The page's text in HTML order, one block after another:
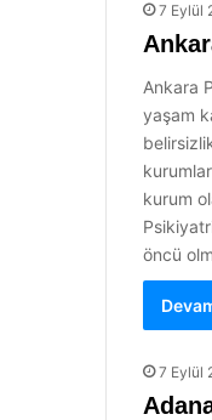
7 Eylül
Ankara
yaşam
kurum
öncü
7 Eylül